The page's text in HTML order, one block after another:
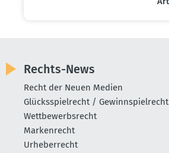
Rechts-News
Recht der Neuen Medien
Glücksspielrecht / Gewinnspielrecht
Wettbewerbsrecht
Markenrecht
Urheberrecht